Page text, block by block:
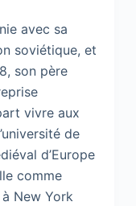
avec sa
soviétique, et
son père
vivre aux
de
d’Europe
comme
New York